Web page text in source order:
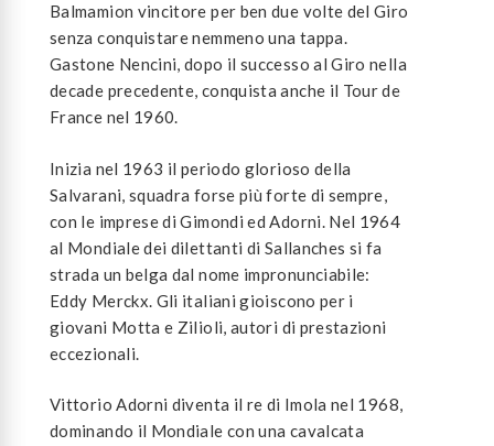
Balmamion vincitore per ben due volte del Giro
senza conquistare nemmeno una tappa.
Gastone Nencini, dopo il successo al Giro nella
decade precedente, conquista anche il Tour de
France nel 1960.
Inizia nel 1963 il periodo glorioso della
Salvarani, squadra forse più forte di sempre,
con le imprese di Gimondi ed Adorni. Nel 1964
al Mondiale dei dilettanti di Sallanches si fa
strada un belga dal nome impronunciabile:
Eddy Merckx. Gli italiani gioiscono per i
giovani Motta e Zilioli, autori di prestazioni
eccezionali.
Vittorio Adorni diventa il re di Imola nel 1968,
dominando il Mondiale con una cavalcata